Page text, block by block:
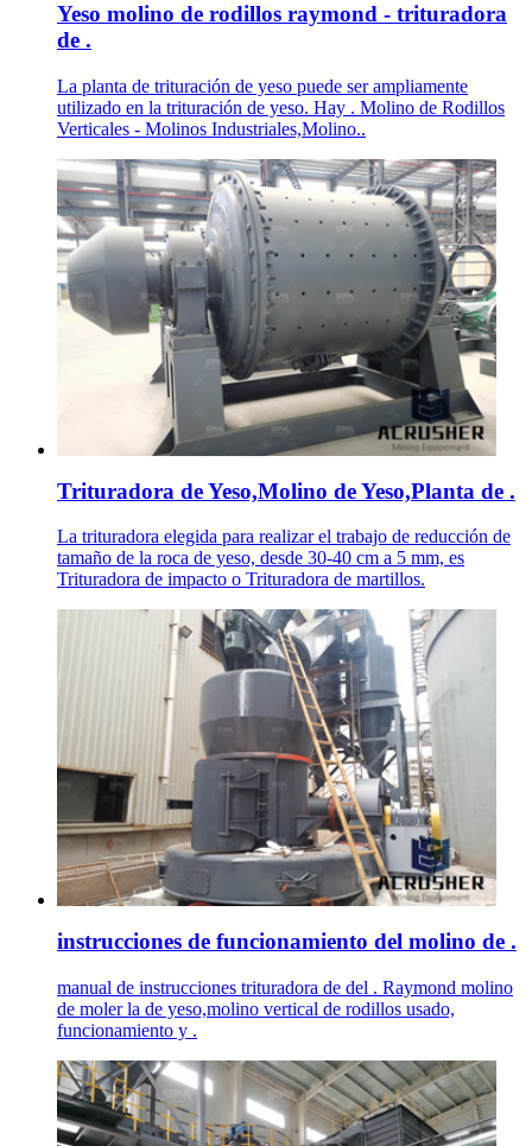
Yeso molino de rodillos raymond - trituradora
de .
La planta de trituración de yeso puede ser ampliamente
utilizado en la trituración de yeso. Hay . Molino de Rodillos
Verticales - Molinos Industriales,Molino..
Trituradora de Yeso,Molino de Yeso,Planta de .
La trituradora elegida para realizar el trabajo de reducción de
tamaño de la roca de yeso, desde 30-40 cm a 5 mm, es
Trituradora de impacto o Trituradora de martillos.
instrucciones de funcionamiento del molino de .
manual de instrucciones trituradora de del . Raymond molino
de moler la de yeso,molino vertical de rodillos usado,
funcionamiento y .